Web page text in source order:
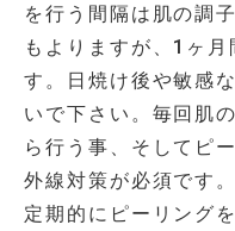
を行う間隔は肌の調
もよりますが、1ヶ
す。日焼け後や敏感
いで下さい。毎回肌
ら行う事、そしてピ
外線対策が必須です。
定期的にピーリング